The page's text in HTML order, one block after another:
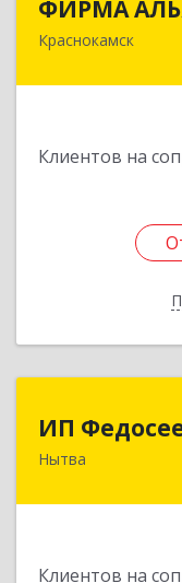
ФИРМА
Краснокамск
Клиентов на
ИП
Нытва
Клиентов на
ИП